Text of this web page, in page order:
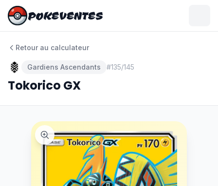
POKEVENTES
POKEVENTES
Retour au calculateur
Gardiens Ascendants #135/145
Tokorico GX